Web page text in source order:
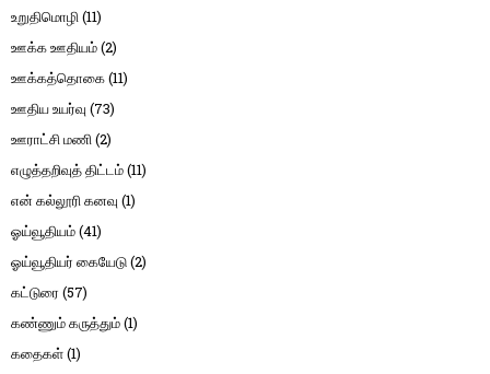
உறுதிமொழி(11)
ஊக்க ஊதியம்(2)
ஊக்கத்தொகை(11)
ஊதிய உயர்வு (73)
ஊராட்சி மணி(2)
எழுத்தறிவுத் திட்டம்(11)
என் கல்லூரி கனவு (1)
ஓய்வூதியம்(41)
ஓய்வூதியர் கையேடு(2)
கட்டுரை (57)
கண்ணும் கருத்தும்(1)
கதைகள்(1)